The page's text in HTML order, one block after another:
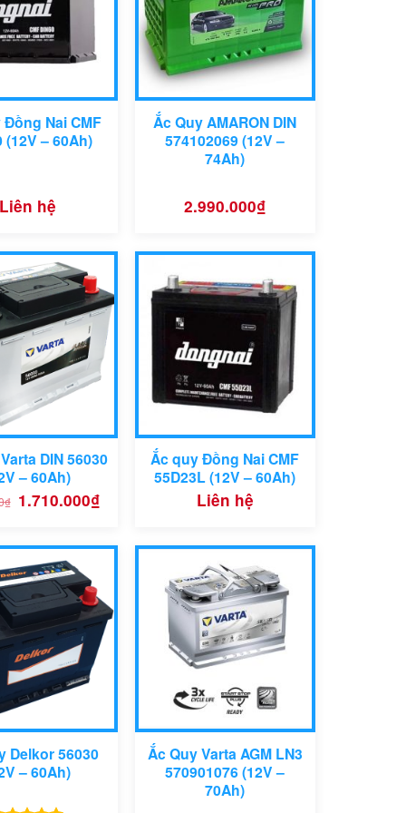
Nai CMF
(12V – 60Ah)
Liên hệ
Ắc Quy AMARON DIN
574102069 (12V –
74Ah)
2.990.000₫
DIN 56030
– 60Ah)
₫ Giá
là:
1.950.000₫.
1.710.000₫
tại
1.710.000₫.
Ắc quy Đồng Nai CMF
55D23L (12V – 60Ah)
Liên hệ
Delkor 56030
– 60Ah)
Ắc Quy Varta AGM LN3
570901076 (12V –
70Ah)